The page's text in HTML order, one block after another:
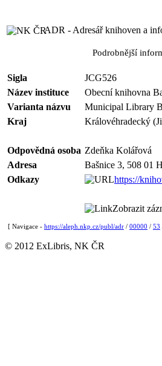
ADR - Adresář knihoven a
Podrobnější
Sigla
JCG526
Název instituce
Obecní knihovna
Varianta názvu
Municipal Library
Kraj
Královéhradecký
Odpovědná osoba Zdeňka Kolářová
Adresa
Bašnice 3, 508 01
Odkazy
https://
Zobrazit
[ Navigace - https://aleph.nkp.cz/publ/adr / 00000 / 53
© 2012 ExLibris, NK ČR